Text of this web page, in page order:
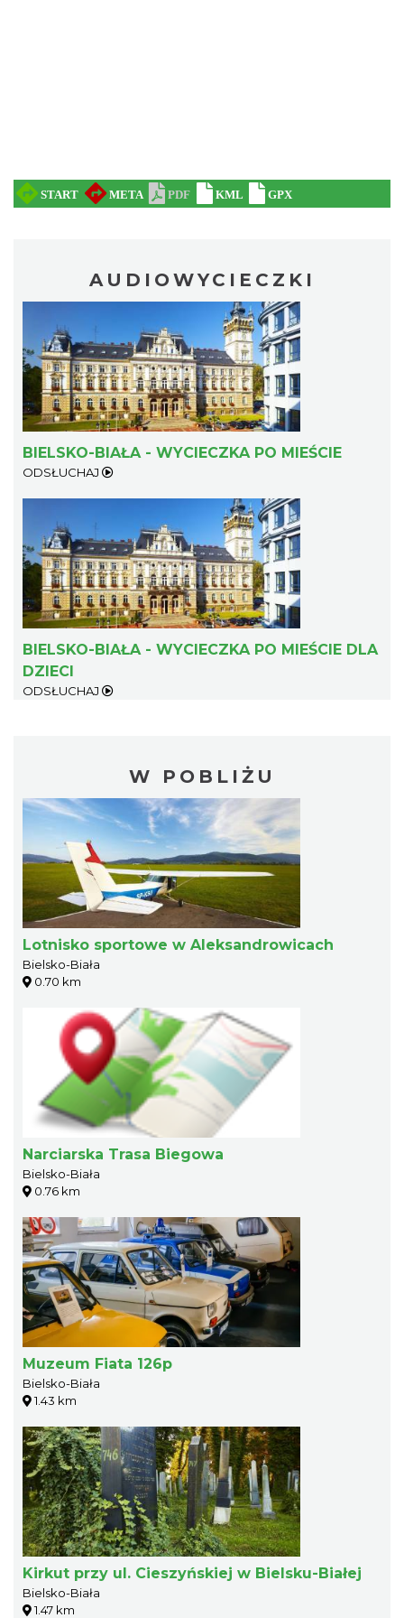
AUDIOWYCIECZKI
BIELSKO-BIAŁA - WYCIECZKA PO MIEŚCIE
ODSŁUCHAJ
BIELSKO-BIAŁA - WYCIECZKA PO MIEŚCIE DLA
DZIECI
ODSŁUCHAJ
W POBLIŻU
Lotnisko sportowe w Aleksandrowicach
Bielsko-Biała
0.70 km
Narciarska Trasa Biegowa
Bielsko-Biała
0.76 km
Muzeum Fiata 126p
Bielsko-Biała
1.43 km
Kirkut przy ul. Cieszyńskiej w Bielsku-Białej
Bielsko-Biała
1.47 km